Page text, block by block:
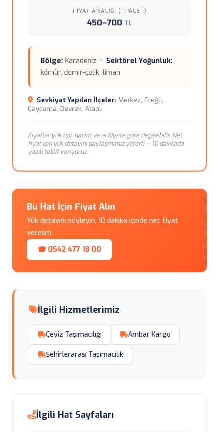
FIYAT ARALIĞI (1 PALET)
450–700 TL
Bölge: Karadeniz • Sektörel Yoğunluk:
kömür, demir-çelik, liman
Sevkiyat Yapılan İlçeler: Merkez, Ereğli,
Çaycuma, Devrek, Alaplı
Fiyatlar yük tipi, hacim ve aciliyete göre değişebilir. Net
fiyat için yük detayını paylaşmanız yeterli — 10 dakikada
yazılı teklif veriyoruz.
Bu Hat İçin Fiyat Alın
Yük detayını söyleyin, 10 dakika içinde net fiyat
verelim.
☎ 0542 477 18 00
İlgili Hizmetlerimiz
Çeyiz Taşımacılığı Ambar Kargo
Şehirlerarası Taşımacılık
İlgili Hat Sayfaları